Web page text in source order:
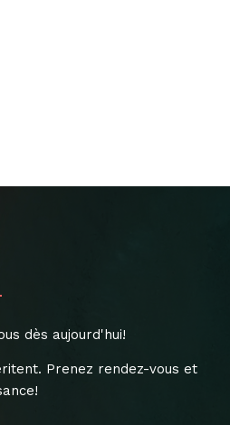
dès aujourd'hui!
Prenez rendez-vous et